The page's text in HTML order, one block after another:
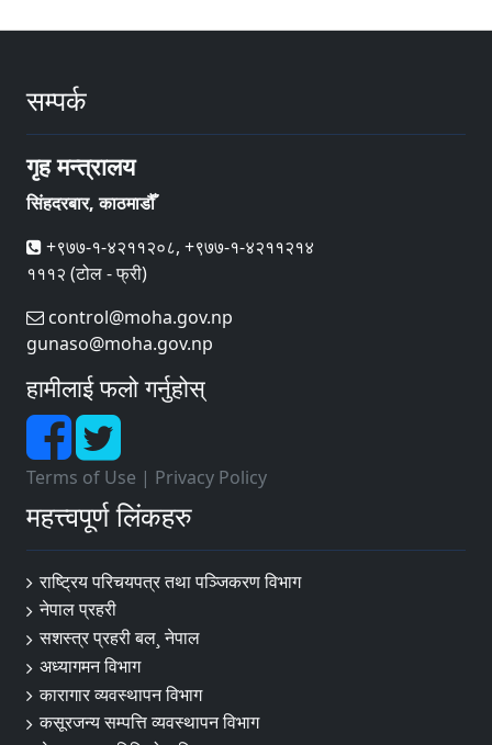
सम्पर्क
गृह मन्त्रालय
सिंहदरबार, काठमाडौँ
+९७७-१-४२११२०८, +९७७-१-४२११२१४
१११२ (टोल - फ्री)
control@moha.gov.np
gunaso@moha.gov.np
हामीलाई फलो गर्नुहोस्
Terms of Use | Privacy Policy
महत्त्वपूर्ण लिंकहरु
राष्ट्रिय परिचयपत्र तथा पञ्‍जिकरण विभाग
नेपाल प्रहरी
सशस्त्र प्रहरी बल¸ नेपाल
अध्यागमन विभाग
कारागार व्यवस्थापन विभाग
कसूरजन्य सम्पत्ति व्यवस्थापन विभाग